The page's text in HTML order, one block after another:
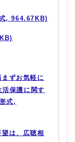
, 964.67KB)
ずお気軽に
保護に関す
式,
は、広聴相